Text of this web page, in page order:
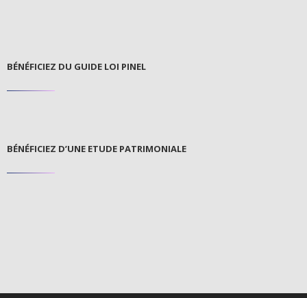
BÉNÉFICIEZ DU GUIDE LOI PINEL
BÉNÉFICIEZ D’UNE ETUDE PATRIMONIALE